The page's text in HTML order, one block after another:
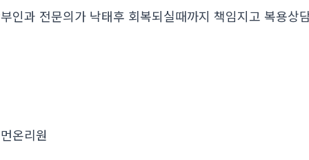
인과 전문의가 낙태후 회복되실때까지 책임지고 복용상
온리원